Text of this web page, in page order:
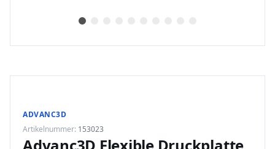
Advanc3D Flexible Druckplatte
Artikelnummer: 153023
ADVANC3D